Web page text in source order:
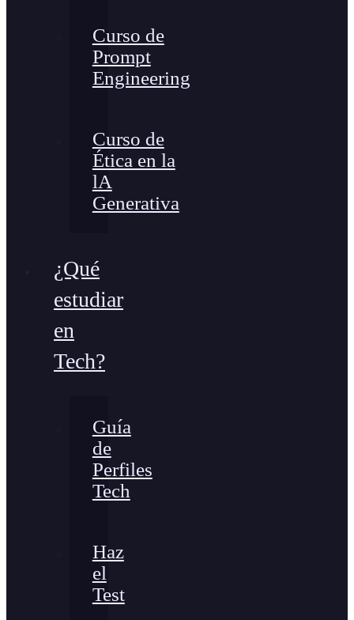
Curso de
Prompt
Engineering
Curso de
Ética en la
lA
Generativa
¿Qué
estudiar
en
Tech?
Guía
de
Perfiles
Tech
Haz
el
Test